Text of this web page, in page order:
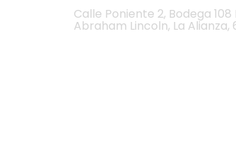
Calle Poniente 2, Bodega
Abraham Lincoln, La Alianza,